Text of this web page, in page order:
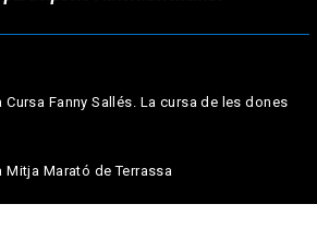
Cursa Fanny Sallés. La cursa de les dones
Mitja Marató de Terrassa